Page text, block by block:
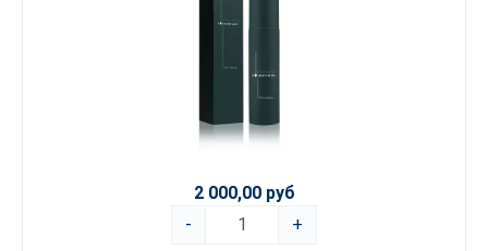
2 000,00 руб
-
+